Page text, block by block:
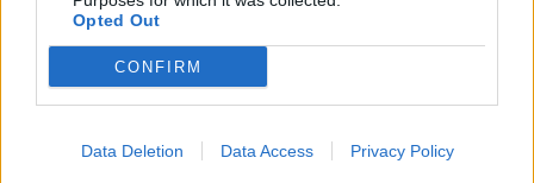
Opted Out
CONFIRM
Data Deletion Data Access Privacy Policy
HIRDETÉS